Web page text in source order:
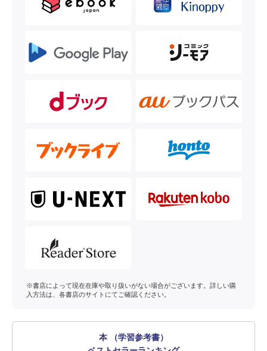
※書店によって現在在庫や取り扱いがない場合がございます。詳しい購
入方法は、各書店のサイトにてご確認ください。
本 （学習参考書）